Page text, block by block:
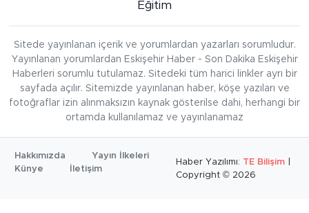
Eğitim
Sitede yayınlanan içerik ve yorumlardan yazarları sorumludur.
Yayınlanan yorumlardan Eskişehir Haber - Son Dakika Eskişehir
Haberleri sorumlu tutulamaz. Sitedeki tüm harici linkler ayrı bir
sayfada açılır. Sitemizde yayınlanan haber, köşe yazıları ve
fotoğraflar izin alınmaksızın kaynak gösterilse dahi, herhangi bir
ortamda kullanılamaz ve yayınlanamaz
Hakkımızda
Yayın İlkeleri
Künye
İletişim
Haber Yazılımı: TE Bilişim
Copyright © 2026